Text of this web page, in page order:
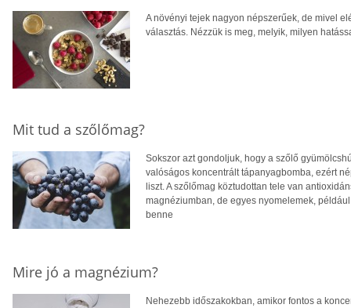
A növényi tejek nagyon népszerűek, de mivel
választás. Nézzük is meg, melyik, milyen
Mit tud a szőlőmag?
Sokszor azt gondoljuk, hogy a szőlő
valóságos koncentrált tápanyagbomba, ezért
liszt. A szőlőmag köztudottan tele van
magnéziumban, de egyes nyomelemek,
benne
Mire jó a magnézium?
Nehezebb időszakokban, amikor fontos a